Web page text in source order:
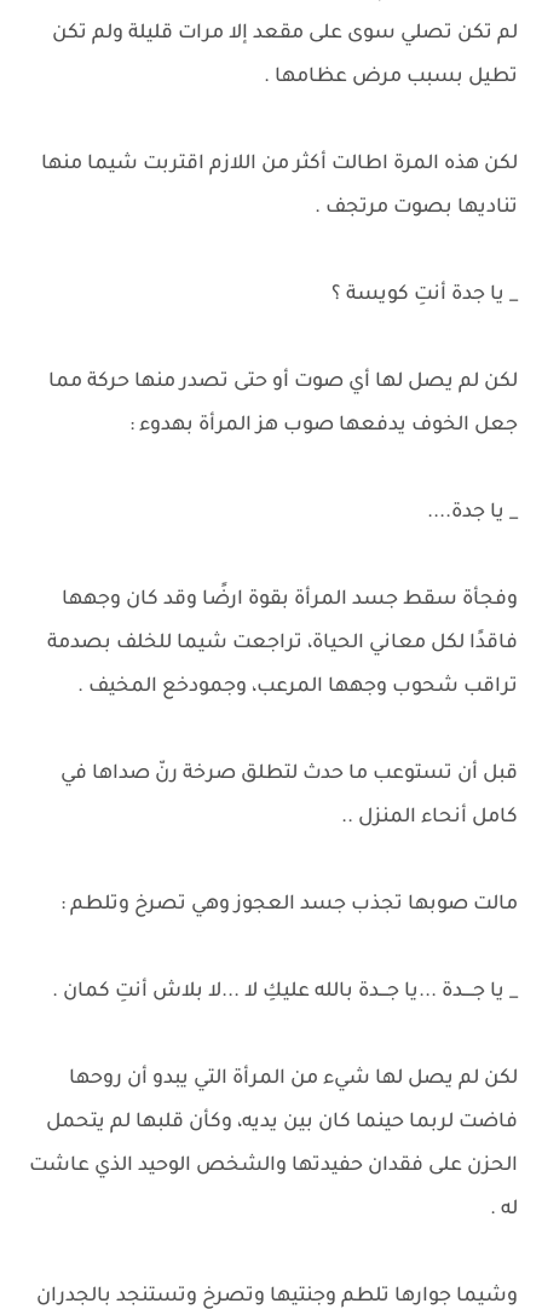
لم تكن تصلي سوى على مقعد إلا مرات قليلة ولم تكن
تطيل بسبب مرض عظامها .
لكن هذه المرة اطالت أكثر من اللازم اقتربت شيما منها
تناديها بصوت مرتجف .
_ يا جدة أنتِ كويسة ؟
لكن لم يصل لها أي صوت أو حتى تصدر منها حركة مما
جعل الخوف يدفعها صوب هز المرأة بهدوء :
_ يا جدة....
وفجأة سقط جسد المرأة بقوة ارضًا وقد كان وجهها
فاقدًا لكل معاني الحياة، تراجعت شيما للخلف بصدمة
تراقب شحوب وجهها المرعب، وجمودخع المخيف .
قبل أن تستوعب ما حدث لتطلق صرخة رنّ صداها في
كامل أنحاء المنزل ..
مالت صوبها تجذب جسد العجوز وهي تصرخ وتلطم :
_ يا جــــدة ...يا جـــدة بالله عليكِ لا ...لا بلاش أنتِ كمان .
لكن لم يصل لها شيء من المرأة التي يبدو أن روحها
فاضت لربما حينما كان بين يديه، وكأن قلبها لم يتحمل
الحزن على فقدان حفيدتها والشخص الوحيد الذي عاشت
له .
وشيما جوارها تلطم وجنتيها وتصرخ وتستنجد بالجدران